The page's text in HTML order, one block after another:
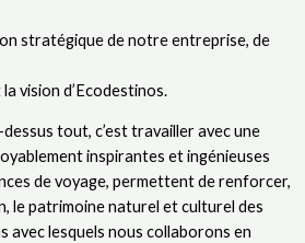
stratégique de notre entreprise, de
vision d’Ecodestinos.
tout, c’est travailler avec une
inspirantes et ingénieuses
de voyage, permettent de renforcer,
le patrimoine naturel et culturel des
lesquels nous collaborons en